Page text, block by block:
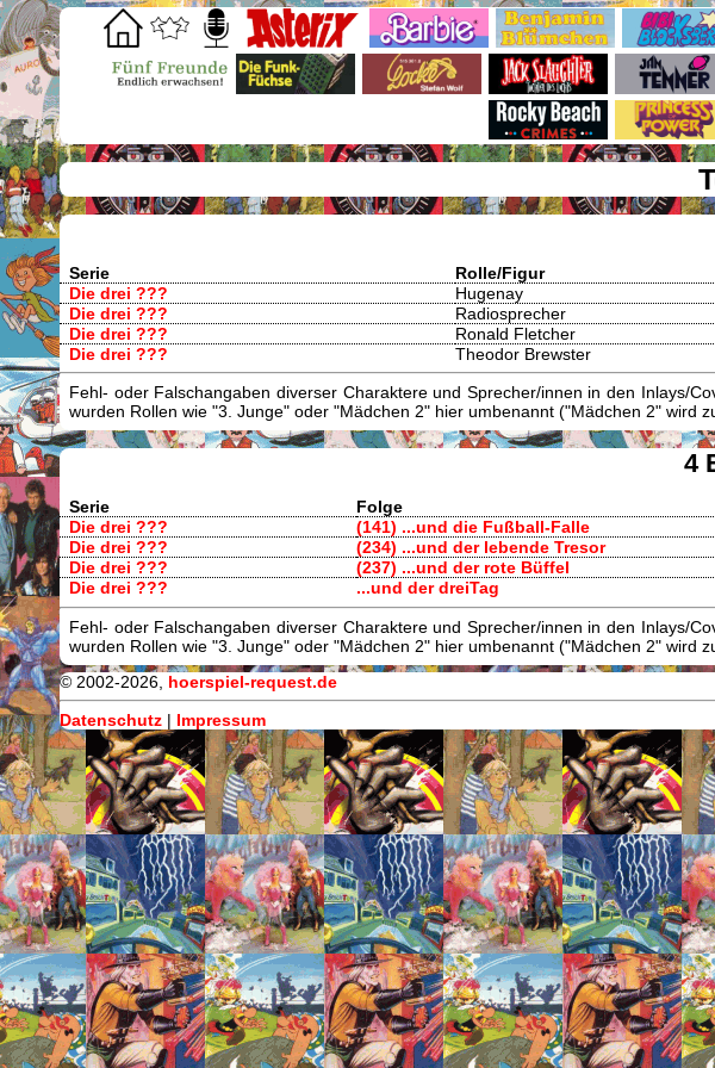
Serie Rolle/Figur
Die drei ???
Hugenay
Die drei ???
Radiosprecher
Die drei ???
Ronald Fletcher
Die drei ???
Theodor Brewster
Fehl- oder Falschangaben diverser Charaktere und Sprecher/innen in den Inlays/
wurden Rollen wie "3. Junge" oder "Mädchen 2" hier umbenannt ("Mädchen 2" wird
4
Serie Folge
Die drei ???
(141) ...und die Fußball-Falle
Die drei ???
(234) ...und der lebende Tresor
Die drei ???
(237) ...und der rote Büffel
Die drei ???
...und der dreiTag
Fehl- oder Falschangaben diverser Charaktere und Sprecher/innen in den Inlays/
wurden Rollen wie "3. Junge" oder "Mädchen 2" hier umbenannt ("Mädchen 2" wird
© 2002-2026, hoerspiel-request.de
Datenschutz | Impressum